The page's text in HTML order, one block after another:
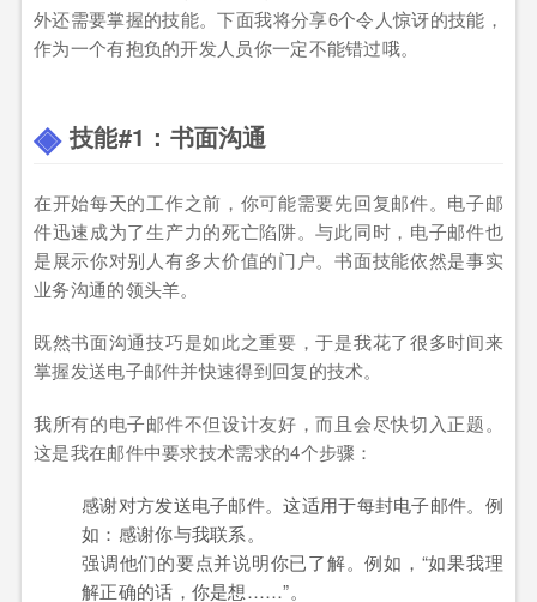
外还需要掌握的技能。下面我将分享6个令人惊讶的技能，
作为一个有抱负的开发人员你一定不能错过哦。
技能#1：书面沟通
在开始每天的工作之前，你可能需要先回复邮件。电子邮
件迅速成为了生产力的死亡陷阱。与此同时，电子邮件也
是展示你对别人有多大价值的门户。书面技能依然是事实
业务沟通的领头羊。
既然书面沟通技巧是如此之重要，于是我花了很多时间来
掌握发送电子邮件并快速得到回复的技术。
我所有的电子邮件不但设计友好，而且会尽快切入正题。
这是我在邮件中要求技术需求的4个步骤：
感谢对方发送电子邮件。这适用于每封电子邮件。例
如：感谢你与我联系。
强调他们的要点并说明你已了解。例如，“如果我理
解正确的话，你是想……”。